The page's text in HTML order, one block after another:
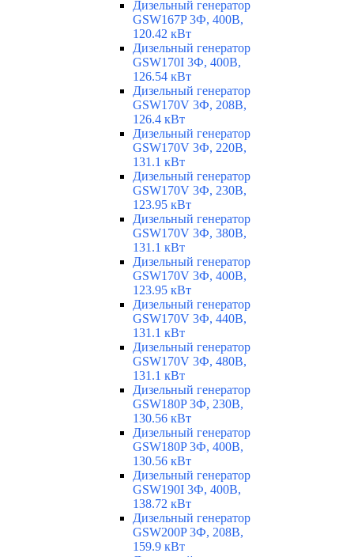
Дизельный генератор
GSW167P 3Ф, 400В,
120.42 кВт
Дизельный генератор
GSW170I 3Ф, 400В,
126.54 кВт
Дизельный генератор
GSW170V 3Ф, 208В,
126.4 кВт
Дизельный генератор
GSW170V 3Ф, 220В,
131.1 кВт
Дизельный генератор
GSW170V 3Ф, 230В,
123.95 кВт
Дизельный генератор
GSW170V 3Ф, 380В,
131.1 кВт
Дизельный генератор
GSW170V 3Ф, 400В,
123.95 кВт
Дизельный генератор
GSW170V 3Ф, 440В,
131.1 кВт
Дизельный генератор
GSW170V 3Ф, 480В,
131.1 кВт
Дизельный генератор
GSW180P 3Ф, 230В,
130.56 кВт
Дизельный генератор
GSW180P 3Ф, 400В,
130.56 кВт
Дизельный генератор
GSW190I 3Ф, 400В,
138.72 кВт
Дизельный генератор
GSW200P 3Ф, 208В,
159.9 кВт